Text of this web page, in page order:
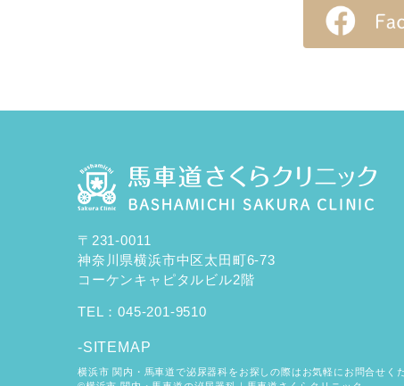
〒231-0011
神奈川県横浜市中区太田町6-73
コーケンキャピタルビル2階
TEL：045-201-9510
-SITEMAP
横浜市 関内・馬車道で泌尿器科をお探しの際はお気軽にお問合せく